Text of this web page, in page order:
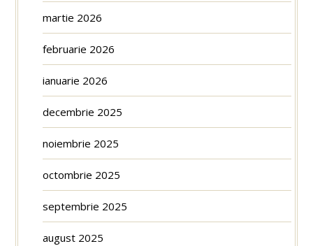
martie 2026
februarie 2026
ianuarie 2026
decembrie 2025
noiembrie 2025
octombrie 2025
septembrie 2025
august 2025